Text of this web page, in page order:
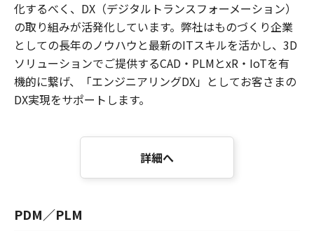
化するべく、DX（デジタルトランスフォーメーション）
の取り組みが活発化しています。弊社はものづくり企業
としての長年のノウハウと最新のITスキルを活かし、3D
ソリューションでご提供するCAD・PLMとxR・IoTを有
機的に繋げ、「エンジニアリングDX」としてお客さまの
DX実現をサポートします。
詳細へ
PDM／PLM